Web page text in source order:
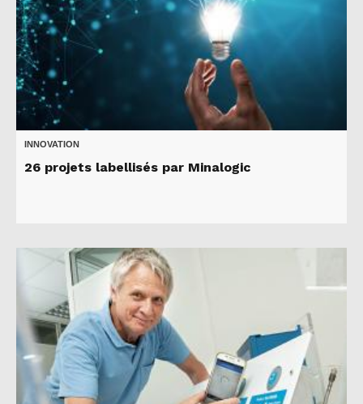
INNOVATION
26 projets labellisés par Minalogic